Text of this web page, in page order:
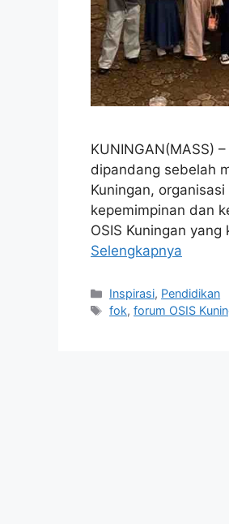
KUNINGAN(MASS)
dipandang sebelah
Kuningan,
kepemimpinan dan
OSIS Kuningan
Selengkapnya
Kategori
Inspirasi, Pendidikan
Tag
fok,forum OSIS